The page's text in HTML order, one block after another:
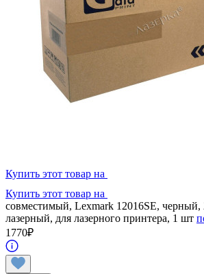
Купить этот товар на
Купить этот товар на
совместимый, Lexmark 12016SE, черный,
лазерный, для лазерного принтера, 1 шт
1770₽